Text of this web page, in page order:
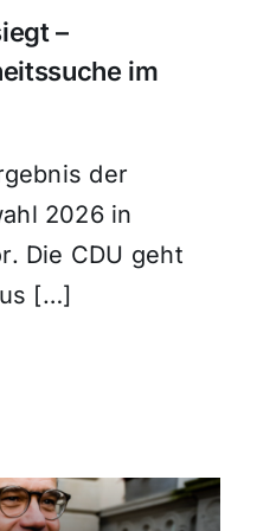
–
im
der
2026 in
Die CDU geht
[…]